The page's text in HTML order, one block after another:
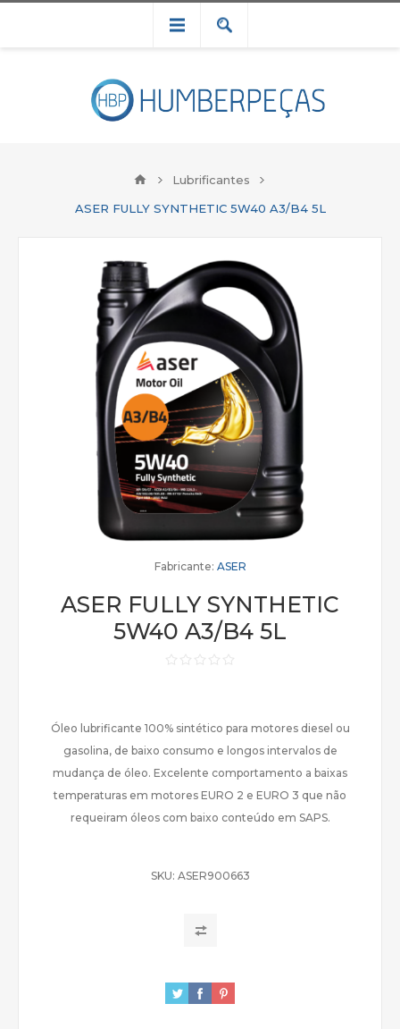
Lubrificantes
ASER FULLY SYNTHETIC 5W40 A3/B4 5L
Fabricante: ASER
ASER FULLY SYNTHETIC
5W40 A3/B4 5L
Óleo lubrificante 100% sintético para motores diesel ou
gasolina, de baixo consumo e longos intervalos de
mudança de óleo. Excelente comportamento a baixas
temperaturas em motores EURO 2 e EURO 3 que não
requeiram óleos com baixo conteúdo em SAPS.
SKU: ASER900663